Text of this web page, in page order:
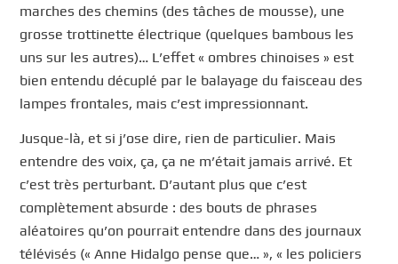
marches des chemins (des tâches de mousse), une
grosse trottinette électrique (quelques bambous les
uns sur les autres)… L’effet « ombres chinoises » est
bien entendu décuplé par le balayage du faisceau des
lampes frontales, mais c’est impressionnant.
Jusque-là, et si j’ose dire, rien de particulier. Mais
entendre des voix, ça, ça ne m’était jamais arrivé. Et
c’est très perturbant. D’autant plus que c’est
complètement absurde : des bouts de phrases
aléatoires qu’on pourrait entendre dans des journaux
télévisés (« Anne Hidalgo pense que… », « les policiers